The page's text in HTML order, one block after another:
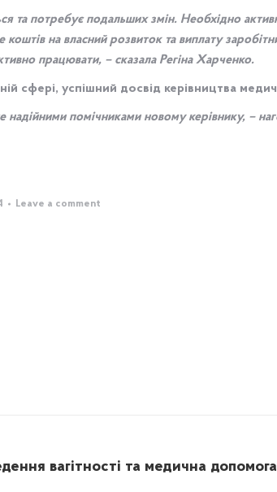
та потребує подальших змін. Необхідно
на власний розвиток та виплату
працювати, – сказала Регіна Харченко.
сфері, успішний досвід керівництва
помічниками новому керівнику, –
Leave a comment
вагітності та медична